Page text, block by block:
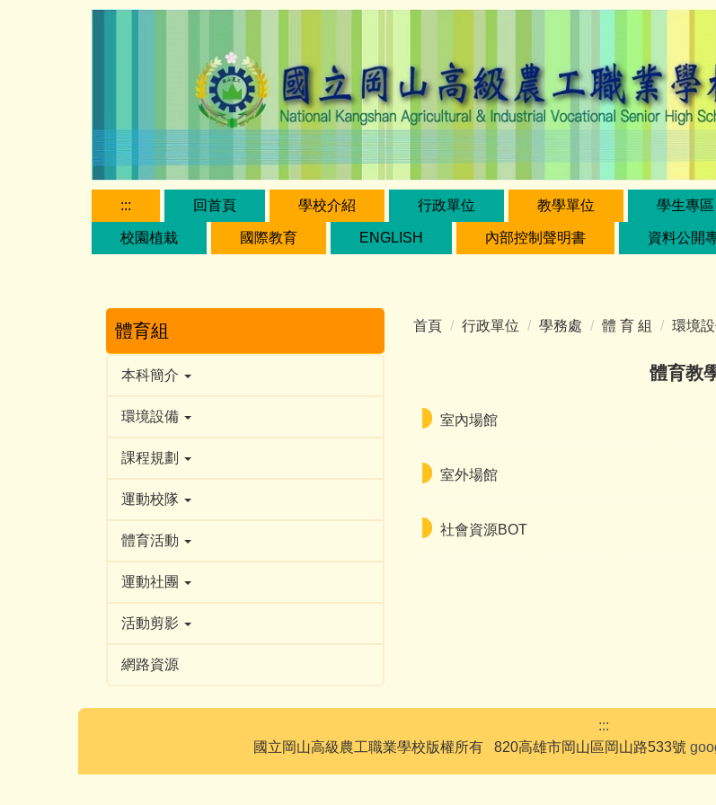
::: 回首頁 學校介紹 行政單位 教學單位 學生專區
校園植栽 國際教育 ENGLISH 內部控制聲明書 資料公開
體育組
本科簡介
環境設備
課程規劃
運動校隊
體育活動
運動社團
活動剪影
網路資源
首頁 行政單位 學務處 體 育 組 環境
體育教
室內場館
室外場館
社會資源BOT
:::
國立岡山高級農工職業學校版權所有 820高雄市岡山區岡山路533號